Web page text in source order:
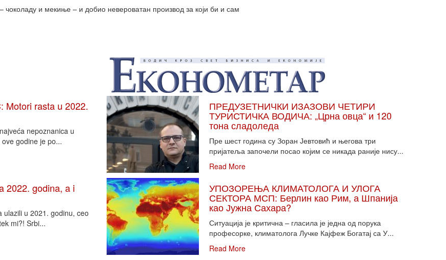
чоколаду и мекиње – и добио невероватан производ за који би и сам
Motori rasta u 2022.
nepoznanica u
godine je po...
2022. godina, a i
ulazili u 2021. godinu, ceo
mi?! Srbi...
ПРЕДУЗЕТНИЧКИ ИЗАЗОВИ ЧЕТИРИ
ТУРИСТИЧКА ВОДИЧА: „Црна овца“ и 120
тона сладоледа
Пре шест година су Зоран Јевтовић и његова три
пријатеља започели посао којим се никада раније нису...
Read More
УПОЗОРЕЊА КЛИМАТОЛОГА И УЛОГА
СЕКТОРА МСП: Берлин као Рим, а Шпанија
као Јужна Сахара?
Ситуација је критична – гласила је једна од порука
професорке, климатолога Лучке Кајфеж Богатај са У...
Read More